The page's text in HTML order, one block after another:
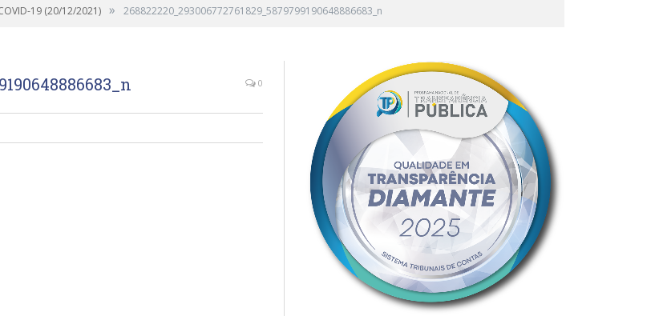
19 (20/12/2021) » 268822220_293006772761829_5879799190648886683_n
0